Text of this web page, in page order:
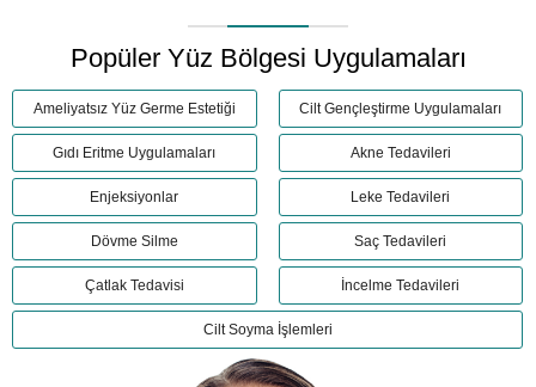
Popüler Yüz Bölgesi Uygulamaları
Ameliyatsız Yüz Germe Estetiği Cilt Gençleştirme Uygulamaları
Gıdı Eritme Uygulamaları Akne Tedavileri
Enjeksiyonlar Leke Tedavileri
Dövme Silme Saç Tedavileri
Çatlak Tedavisi İncelme Tedavileri
Cilt Soyma İşlemleri